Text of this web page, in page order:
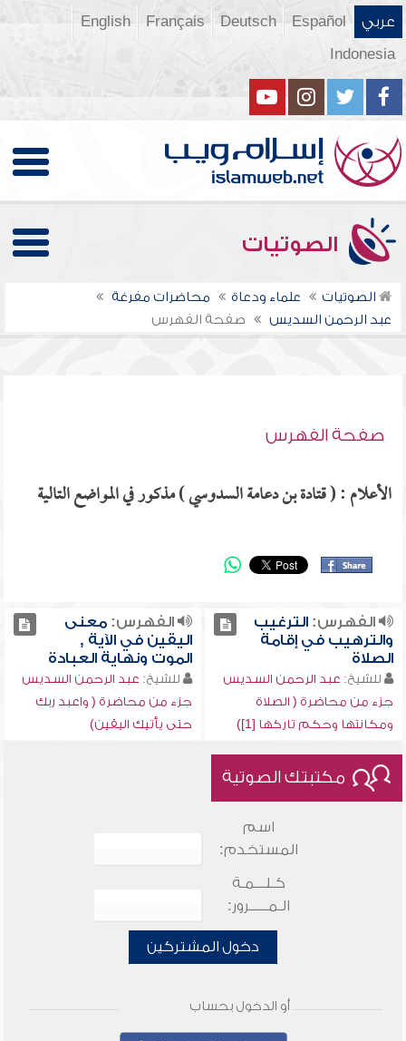
عربي Español
Deutsch
Français
English
Indonesia
الصوتيات
الصوتيات علماء ودعاة
محاضرات مفرغة
عبد الرحمن السديس
صفحة الفهرس
صفحة الفهرس
الأعلام : ( قتادة بن دعامة السدوسي ) مذكور في المواضع التالية
الفهرس:الترغيب
والترهيب في إقامة
الصلاة
للشيخ: عبد الرحمن السديس
جزء من محاضرة ( الصلاة
ومكانتها وحكم تاركها [1])
الفهرس:معنى
اليقين في الآية ,
الموت ونهاية العبادة
للشيخ: عبد الرحمن السديس
جزء من محاضرة ( واعبد ربك
حتى يأتيك اليقين)
مكتبتك الصوتية
اسم
المستخدم:
كـلـــمـة
الـمـــــرور:
دخول المشتركين
أو الدخول بحساب